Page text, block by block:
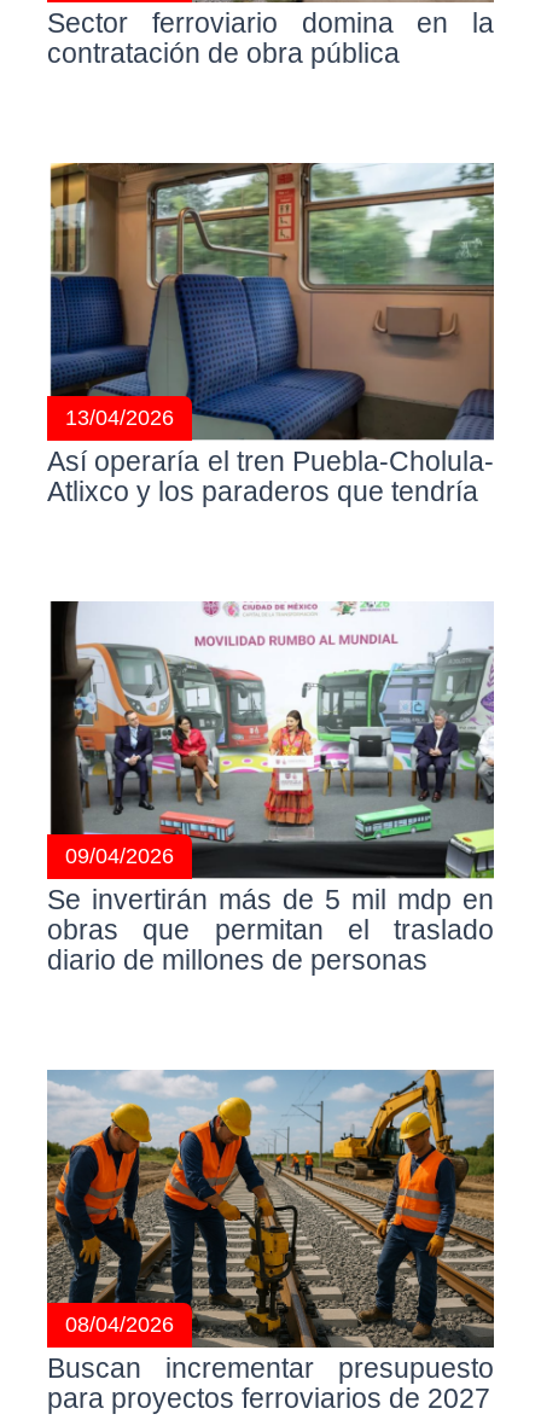
Sector ferroviario domina en la
contratación de obra pública
13/04/2026
Así operaría el tren Puebla-Cholula-
Atlixco y los paraderos que tendría
09/04/2026
Se invertirán más de 5 mil mdp en
obras que permitan el traslado
diario de millones de personas
08/04/2026
Buscan incrementar presupuesto
para proyectos ferroviarios de 2027